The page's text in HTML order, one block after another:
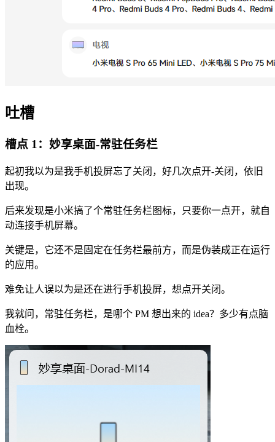
吐槽
槽点 1：妙享桌面-常驻任务栏
起初我以为是我手机投屏忘了关闭，好几次点开-关闭，依旧
出现。
后来发现是小米搞了个常驻任务栏图标，只要你一点开，就自
动连接手机屏幕。
关键是，它还不是固定在任务栏最前方，而是伪装成正在运行
的应用。
难免让人误以为是还在进行手机投屏，想点开关闭。
我就问，常驻任务栏，是哪个 PM 想出来的 idea？多少有点脑
血栓。